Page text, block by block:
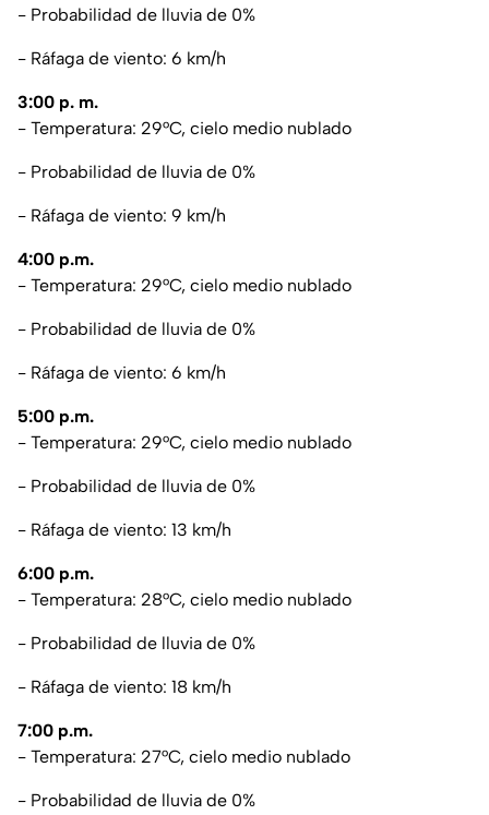
- Probabilidad de lluvia de 0%
- Ráfaga de viento: 6 km/h
3:00 p. m.
- Temperatura: 29°C, cielo medio nublado
- Probabilidad de lluvia de 0%
- Ráfaga de viento: 9 km/h
4:00 p.m.
- Temperatura: 29°C, cielo medio nublado
- Probabilidad de lluvia de 0%
- Ráfaga de viento: 6 km/h
5:00 p.m.
- Temperatura: 29°C, cielo medio nublado
- Probabilidad de lluvia de 0%
- Ráfaga de viento: 13 km/h
6:00 p.m.
- Temperatura: 28°C, cielo medio nublado
- Probabilidad de lluvia de 0%
- Ráfaga de viento: 18 km/h
7:00 p.m.
- Temperatura: 27°C, cielo medio nublado
- Probabilidad de lluvia de 0%